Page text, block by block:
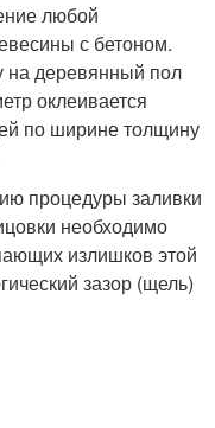
любой
с бетоном.
на деревянный пол
оклеивается
по ширине толщину
процедуры заливки
необходимо
излишков этой
зазор (щель)